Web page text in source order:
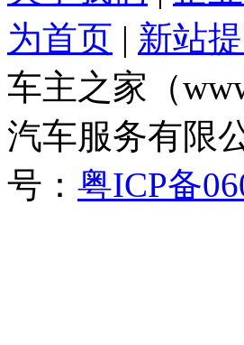
为首页 | 新站
车主之家（
汽车服务有限
号： 粤ICP备